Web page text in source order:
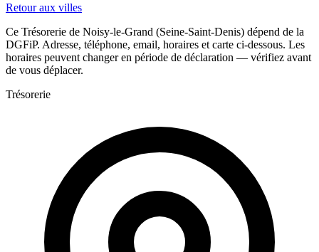
Retour aux villes
Ce Trésorerie de Noisy-le-Grand (Seine-Saint-Denis) dépend de la
DGFiP. Adresse, téléphone, email, horaires et carte ci-dessous. Les
horaires peuvent changer en période de déclaration — vérifiez avant
de vous déplacer.
Trésorerie